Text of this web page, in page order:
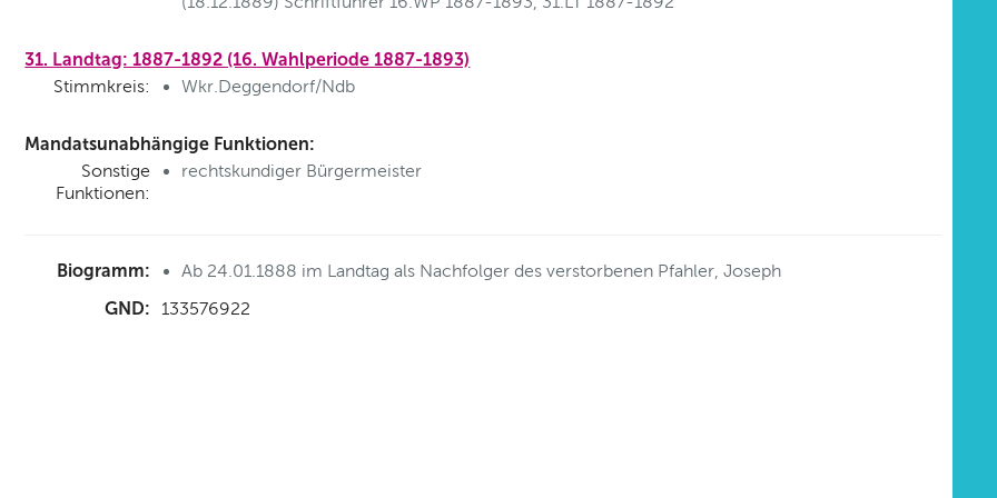
31. Landtag: 1887-1892 (16. Wahlperiode 1887-1893)
Stimmkreis: Wkr.Deggendorf/Ndb
Mandatsunabhängige Funktionen:
Sonstige
Funktionen:
rechtskundiger Bürgermeister
Biogramm: Ab 24.01.1888 im Landtag als Nachfolger des verstorbenen Pfahler, Joseph
GND: 133576922